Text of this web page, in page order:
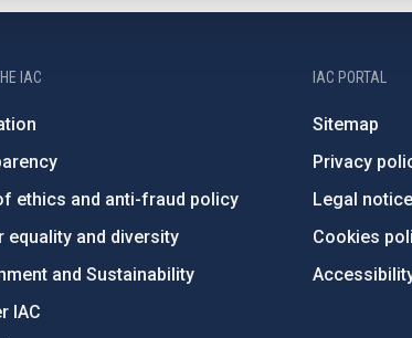
IAC
ethics and anti-fraud policy
equality and diversity
and Sustainability
IAC
IAC PORTAL
Sitemap
Privacy
Legal notice
Cookies